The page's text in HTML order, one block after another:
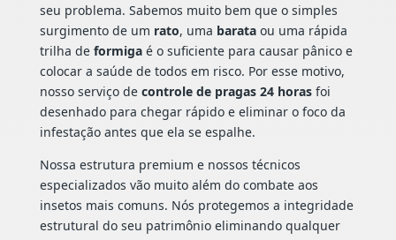
seu problema. Sabemos muito bem que o simples
surgimento de um rato, uma barataou uma rápida
trilha de formigaé o suficiente para causar pânico e
colocar a saúde de todos em risco. Por esse motivo,
nosso serviço de controle de pragas 24 horasfoi
desenhado para chegar rápido e eliminar o foco da
infestação antes que ela se espalhe.
Nossa estrutura premium e nossos técnicos
especializados vão muito além do combate aos
insetos mais comuns. Nós protegemos a integridade
estrutural do seu patrimônio eliminando qualquer